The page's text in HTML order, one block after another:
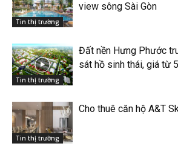
Tin thị trường
view sông Sài Gòn
Tin thị trường
Đất nền Hưng Phước
sát hồ sinh thái, giá từ
Tin thị trường
Cho thuê căn hộ A&T